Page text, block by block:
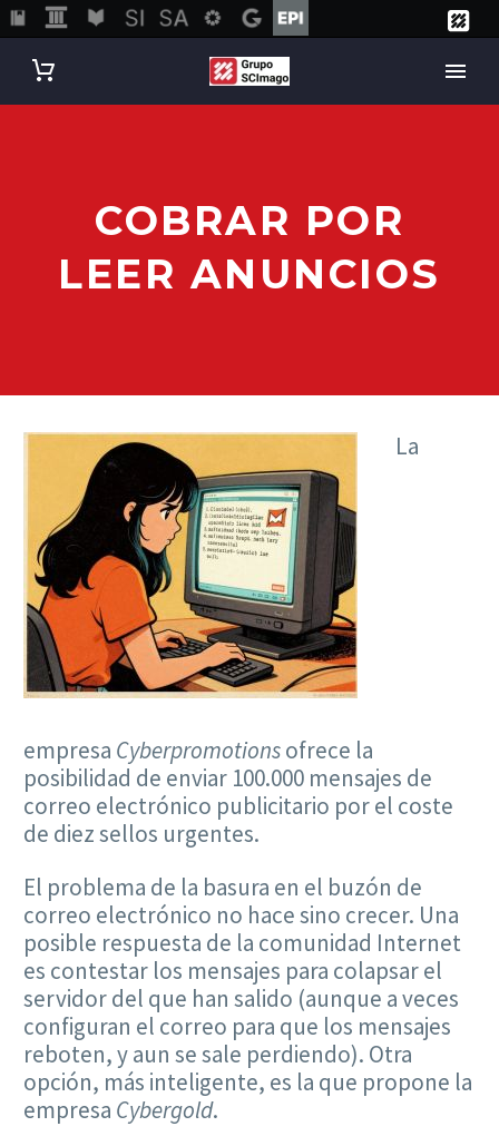
COBRAR POR
LEER ANUNCIOS
La
empresa Cyberpromotionsofrece la
posibilidad de enviar 100.000 mensajes de
correo electrónico publicitario por el coste
de diez sellos urgentes.
El problema de la basura en el buzón de
correo electrónico no hace sino crecer. Una
posible respuesta de la comunidad Internet
es contestar los mensajes para colapsar el
servidor del que han salido (aunque a veces
configuran el correo para que los mensajes
reboten, y aun se sale perdiendo). Otra
opción, más inteligente, es la que propone la
empresa Cybergold.